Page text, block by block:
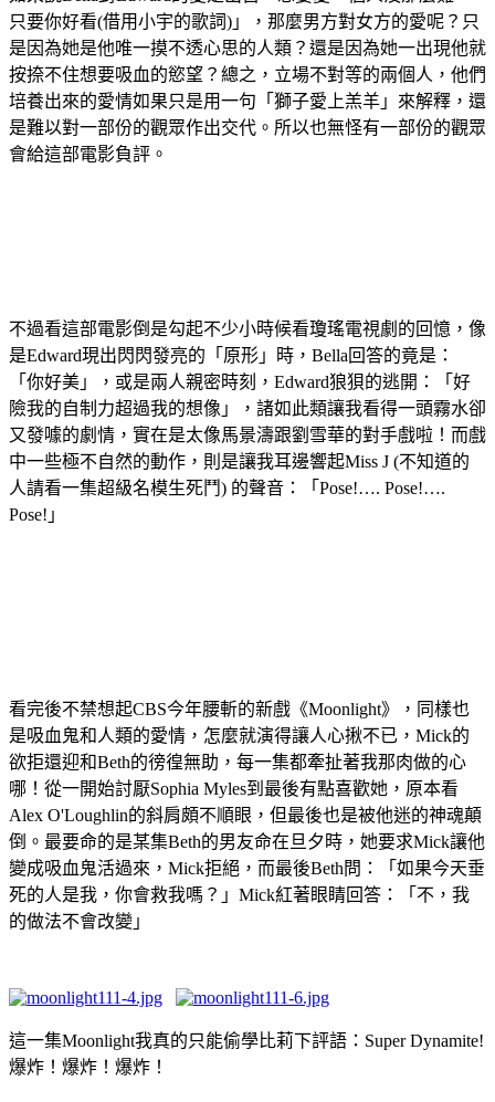
只要你好看(借用小宇的歌詞)」，那麼男方對女方的愛呢？只
是因為她是他唯一摸不透心思的人類？還是因為她一出現他就
按捺不住想要吸血的慾望？總之，立場不對等的兩個人，他們
培養出來的愛情如果只是用一句「獅子愛上羔羊」來解釋，還
是難以對一部份的觀眾作出交代。所以也無怪有一部份的觀眾
會給這部電影負評。
不過看這部電影倒是勾起不少小時候看瓊瑤電視劇的回憶，像
是Edward現出閃閃發亮的「原形」時，Bella回答的竟是：
「你好美」，或是兩人親密時刻，Edward狼狽的逃開：「好
險我的自制力超過我的想像」，諸如此類讓我看得一頭霧水卻
又發噱的劇情，實在是太像馬景濤跟劉雪華的對手戲啦！而戲
中一些極不自然的動作，則是讓我耳邊響起Miss J (不知道的
人請看一集超級名模生死鬥) 的聲音：「Pose!…. Pose!….
Pose!」
看完後不禁想起CBS今年腰斬的新戲《Moonlight》，同樣也
是吸血鬼和人類的愛情，怎麼就演得讓人心揪不已，Mick的
欲拒還迎和Beth的徬徨無助，每一集都牽扯著我那肉做的心
哪！從一開始討厭Sophia Myles到最後有點喜歡她，原本看
Alex O'Loughlin的斜肩頗不順眼，但最後也是被他迷的神魂顛
倒。最要命的是某集Beth的男友命在旦夕時，她要求Mick讓他
變成吸血鬼活過來，Mick拒絕，而最後Beth問：「如果今天垂
死的人是我，你會救我嗎？」Mick紅著眼睛回答：「不，我
的做法不會改變」
這一集Moonlight我真的只能偷學比莉下評語：Super Dynamite!
爆炸！爆炸！爆炸！